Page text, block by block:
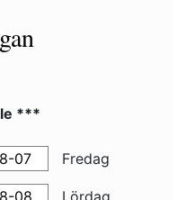
***
Fredag
Lördag